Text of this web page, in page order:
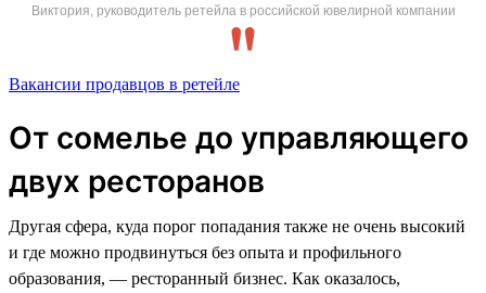
Виктория, руководитель ретейла в российской ювелирной компании
Вакансии продавцов в ретейле
От сомелье до управляющего
двух ресторанов
Другая сфера, куда порог попадания также не очень высокий
и где можно продвинуться без опыта и профильного
образования, — ресторанный бизнес. Как оказалось,